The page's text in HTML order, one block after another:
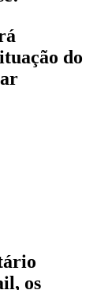
do
os